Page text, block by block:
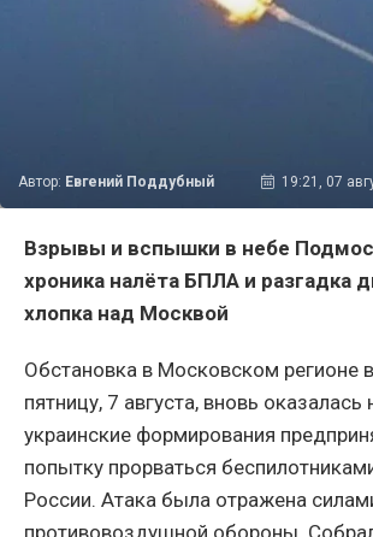
Автор: Евгений Поддубный 19:21, 07
Взрывы и вспышки в небе
хроника налёта БПЛА и разгадка
хлопка над Москвой
Обстановка в Московском регионе
пятницу, 7 августа, вновь
украинские формирования
попытку прорваться
России. Атака была отражена
противовоздушной обороны.